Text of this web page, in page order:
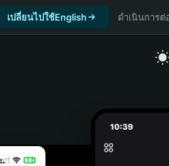
เปลี่ยนไปใช้English ดำเนินการ